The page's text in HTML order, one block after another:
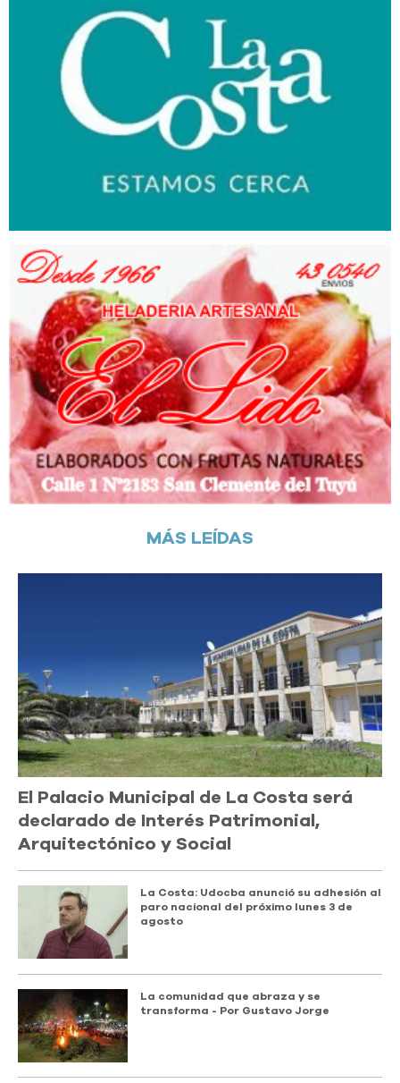
MÁS LEÍDAS
El Palacio Municipal de La Costa será
declarado de Interés Patrimonial,
Arquitectónico y Social
La Costa: Udocba anunció su adhesión al
paro nacional del próximo lunes 3 de
agosto
La comunidad que abraza y se
transforma - Por Gustavo Jorge